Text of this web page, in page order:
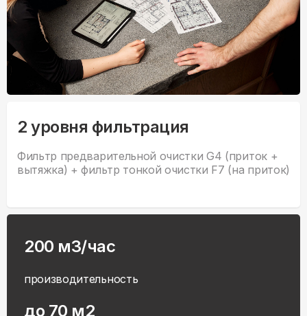
2 уровня фильтрация
Фильтр предварительной очистки G4 (приток +
вытяжка) + фильтр тонкой очистки F7 (на приток)
200 м3/час
производительность
до 70 м2